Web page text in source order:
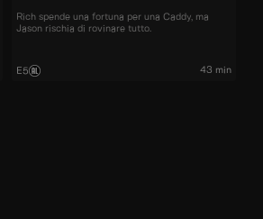
Rich spende una fortuna per una Caddy, ma
Jason rischia di rovinare tutto.
E5 43 min